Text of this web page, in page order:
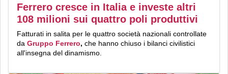
Ferrero cresce in Italia e investe altri
108 milioni sui quattro poli produttivi
Fatturati in salita per le quattro società nazionali controllate
da Gruppo Ferrero, che hanno chiuso i bilanci civilistici
all'insegna del dinamismo.